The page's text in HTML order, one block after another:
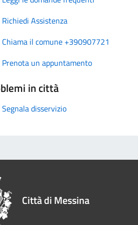
Richiedi Assistenza
Chiama il comune +390907721
Prenota un appuntamento
in città
Segnala disservizio
Città di Messina